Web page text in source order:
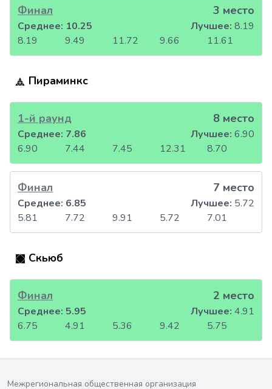
Финал 3 место
8.19 9.49 11.72 9.66 11.61
Среднее: 10.25 Лучшее: 8.19
Пираминкс
1-й раунд 8 место
6.90 7.44 7.45 12.31 8.70
Среднее: 7.86 Лучшее: 6.90
Финал 7 место
5.81 7.72 9.91 5.72 7.01
Среднее: 6.85 Лучшее: 5.72
Скьюб
Финал 2 место
6.75 4.91 5.36 9.42 5.75
Среднее: 5.95 Лучшее: 4.91
Межрегиональная общественная организация